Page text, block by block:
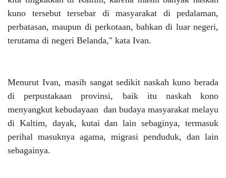
kuno tersebut tersebar di masyarakat di pedalaman,
perbatasan, maupun di perkotaan, bahkan di luar negeri,
terutama di negeri Belanda," kata Ivan.
Menurut Ivan, masih sangat sedikit naskah kuno berada
di perpustakaan provinsi, baik itu naskah kono
menyangkut kebudayaan dan budaya masyarakat melayu
di Kaltim, dayak, kutai dan lain sebaginya, termasuk
perihal masuknya agama, migrasi penduduk, dan lain
sebagainya.